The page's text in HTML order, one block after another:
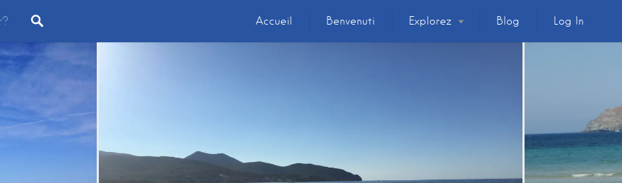
Accueil Benvenuti Explorez Blog Log In